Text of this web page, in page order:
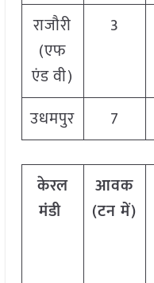
राजौरी
(एफ
एंड वी)
3
उधमपुर 7
केरल
मंडी
आवक
(टन में)